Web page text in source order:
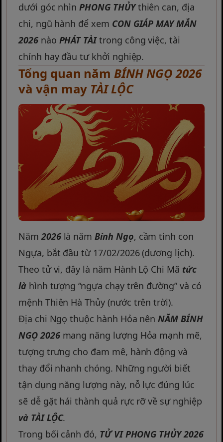
dưới góc nhìn PHONG THỦYthiên can, địa
chi, ngũ hành để xem CON GIÁP MAY MẮN
2026nào PHÁT TÀItrong công việc, tài
chính hay đầu tư khởi nghiệp.
Tổng quan nămBÍNH NGỌ 2026
và vận may TÀI LỘC
Năm2026là nămBính Ngọ, cầm tinh con
Ngựa, bắt đầu từ 17/02/2026 (dương lịch).
Theo tử vi, đây là năm Hành Lộ Chi Mã tức
làhình tượng “ngựa chạy trên đường” và có
mệnh Thiên Hà Thủy (nước trên trời).
Địa chi Ngọ thuộc hành Hỏa nênNĂM BÍNH
NGỌ 2026mang năng lượng Hỏa mạnh mẽ,
tượng trưng cho đam mê, hành động và
thay đổi nhanh chóng. Những người biết
tận dụng năng lượng này, nỗ lực đúng lúc
sẽ dễ gặt hái thành quả rực rỡ về sự nghiệp
và TÀI LỘC.
Trong bối cảnh đó, TỬ VI PHONG THỦY 2026